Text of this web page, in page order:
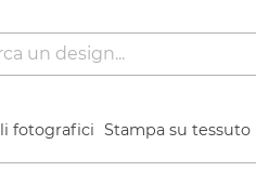
fotografici Stampa su tessuto